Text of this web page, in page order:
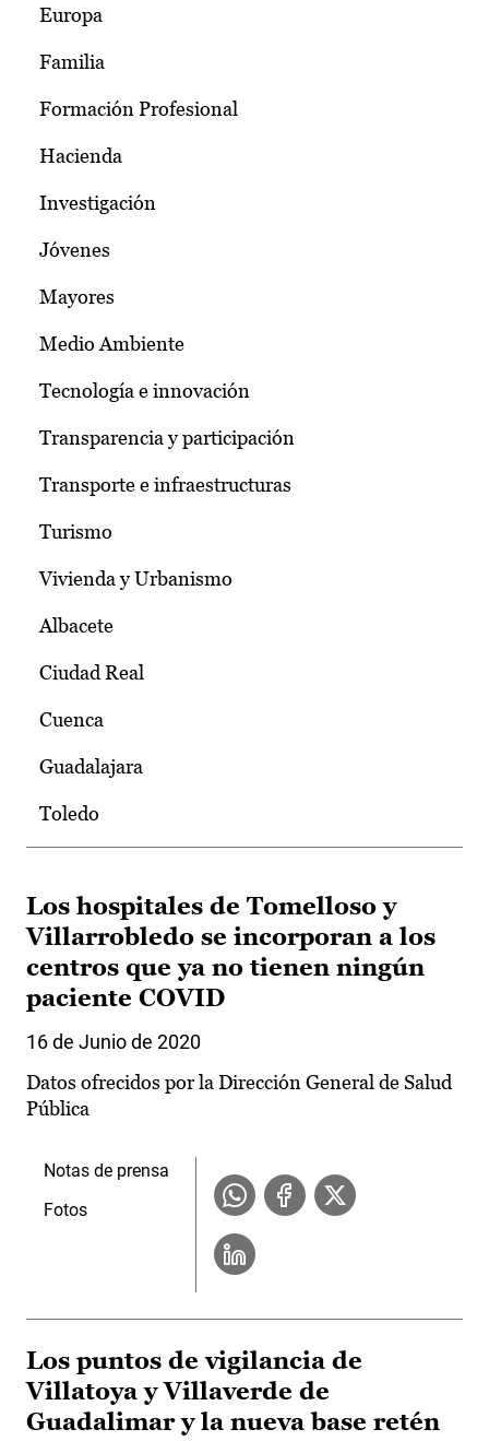
Europa
Familia
Formación Profesional
Hacienda
Investigación
Jóvenes
Mayores
Medio Ambiente
Tecnología e innovación
Transparencia y participación
Transporte e infraestructuras
Turismo
Vivienda y Urbanismo
Albacete
Ciudad Real
Cuenca
Guadalajara
Toledo
Los hospitales de Tomelloso y
Villarrobledo se incorporan a los
centros que ya no tienen ningún
paciente COVID
16 de Junio de 2020
Datos ofrecidos por la Dirección General de Salud
Pública
Notas de prensa
Fotos
Los puntos de vigilancia de
Villatoya y Villaverde de
Guadalimar y la nueva base retén